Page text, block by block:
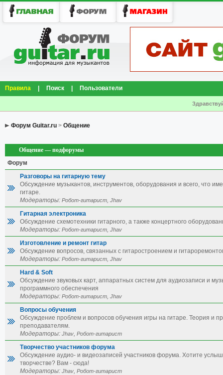
Правила Поиск Пользователи
Форум Guitar.ru > Общение
Общение — подфорумы
Форум
Разговоры на гитарную тему
Обсуждение музыкантов, инструментов, оборудования и всего, что
гитаре.
Модераторы: Робот-гитарист, Jhav
Гитарная электроника
Обсуждение схемотехники гитарного, а также концертного
Модераторы: Робот-гитарист, Jhav
Изготовление и ремонт гитар
Обсуждение вопросов, связанных с гитаростроением и
Модераторы: Робот-гитарист, Jhav
Hard & Soft
Обсуждение звуковых карт, аппаратных систем для аудиозаписи и
программного обеспечения
Модераторы: Робот-гитарист, Jhav
Вопросы обучения
Обсуждение проблем и вопросов обучения игры на гитаре. Теория и
преподавателям.
Модераторы: Jhav, Робот-гитарист
Творчество участников форума
Обсуждение аудио- и видеозаписей участников форума. Хотите
творчестве? Вам - сюда!
Модераторы: Jhav, Робот-гитарист